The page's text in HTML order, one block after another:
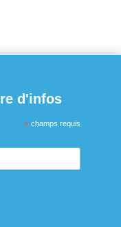
d'infos
* champs requis